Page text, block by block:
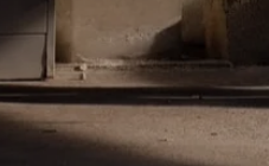
Clases Grupales de
Clases a domicilio
ciudades...
Clases